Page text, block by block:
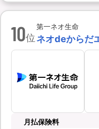
10位
第一ネオ生命
ネオdeからだ
月払保険料